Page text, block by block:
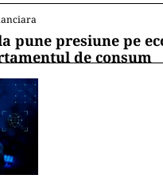
pune presiune pe
de consum